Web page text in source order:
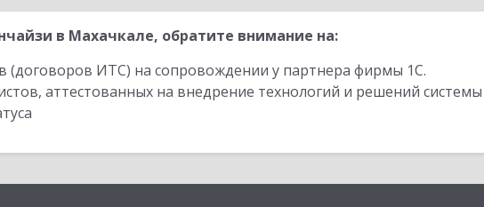
в Махачкале, обратите внимание на:
(договоров ИТС) на сопровождении у партнера фирмы 1С.
аттестованных на внедрение технологий и решений